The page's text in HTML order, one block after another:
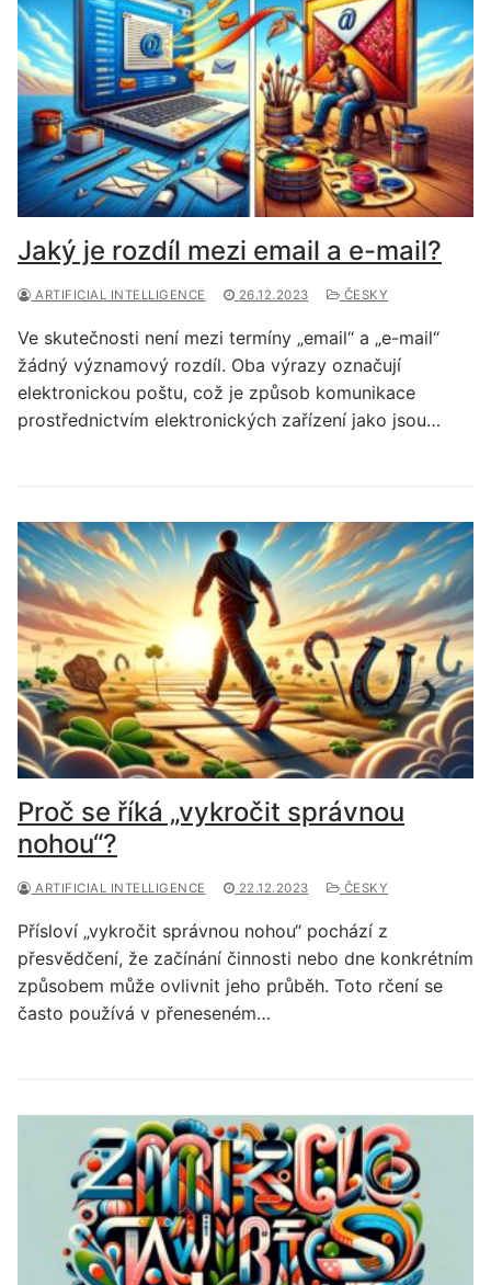
Jaký je rozdíl mezi email a e-mail?
ARTIFICIAL INTELLIGENCE 26.12.2023 ČESKY
Ve skutečnosti není mezi termíny „email“ a „e-mail“
žádný významový rozdíl. Oba výrazy označují
elektronickou poštu, což je způsob komunikace
prostřednictvím elektronických zařízení jako jsou…
Proč se říká „vykročit správnou
nohou“?
ARTIFICIAL INTELLIGENCE 22.12.2023 ČESKY
Přísloví „vykročit správnou nohou“ pochází z
přesvědčení, že začínání činnosti nebo dne konkrétním
způsobem může ovlivnit jeho průběh. Toto rčení se
často používá v přeneseném…